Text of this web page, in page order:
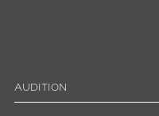
AUDITION